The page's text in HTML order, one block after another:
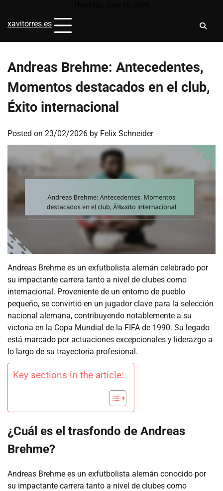
content
xavitorres.es
Andreas Brehme: Antecedentes,
Momentos destacados en el club,
Éxito internacional
Posted on 23/02/2026 by Felix Schneider
Andreas Brehme es un exfutbolista alemán celebrado por
su impactante carrera tanto a nivel de clubes como
internacional. Proveniente de un entorno de pueblo
pequeño, se convirtió en un jugador clave para la selección
nacional alemana, contribuyendo notablemente a su
victoria en la Copa Mundial de la FIFA de 1990. Su legado
está marcado por actuaciones excepcionales y liderazgo a
lo largo de su trayectoria profesional.
Key sections in the article:
¿Cuál es el trasfondo de Andreas
Brehme?
Andreas Brehme es un exfutbolista alemán conocido por
su impactante carrera tanto a nivel de clubes como